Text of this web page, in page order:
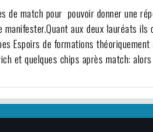
match pour pouvoir donner une
aux deux lauréats
Espoirs de formations théoriquement
et quelques chips après match: